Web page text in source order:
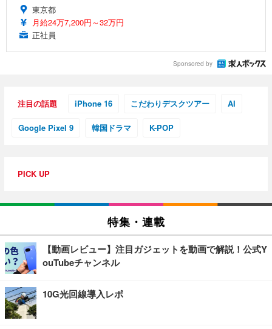
東京都
月給24万7,200円～32万円
正社員
Sponsored by
注目の話題 iPhone 16 こだわりデスクツアー AI
Google Pixel 9 韓国ドラマ K-POP
PICK UP
特集・連載
【動画レビュー】注目ガジェットを動画で解説！公式Y
ouTubeチャンネル
10G光回線導入レポ